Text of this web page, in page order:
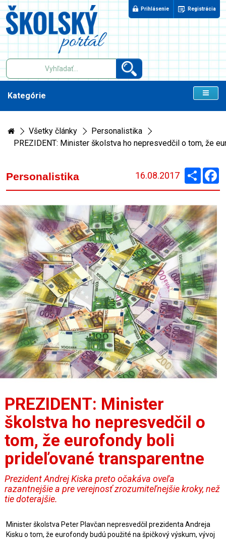
Prihlásenie Registrácia
Kategórie
Všetky články
Personalistika
PREZIDENT: Minister školstva ho nepresvedčil o tom, že
Personalistika 16.08.2017 Zdieľaj
PREZIDENT: Minister
školstva ho nepresvedčil o
tom, že eurofondy boli
prideľované transparentne
Prezident Andrej Kiska preto očakáva oveľa
razantnejšie a pre verejnosť zrozumiteľnejšie kroky, než
tie doterajšie.
Minister školstva Peter Plavčan nepresvedčil prezidenta Andreja
Kisku o tom, že eurofondy budú použité na špičkový výskum, vývoj